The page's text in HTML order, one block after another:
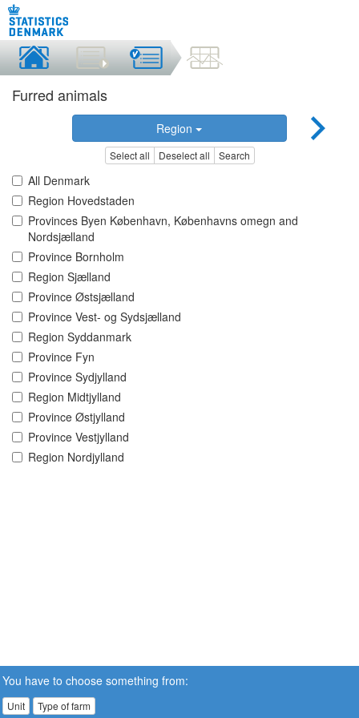
Furred animals
Region
Select all Deselect all Search
All Denmark
Region Hovedstaden
Provinces Byen København, Københavns omegn and
Nordsjælland
Province Bornholm
Region Sjælland
Province Østsjælland
Province Vest- og Sydsjælland
Region Syddanmark
Province Fyn
Province Sydjylland
Region Midtjylland
Province Østjylland
Province Vestjylland
Region Nordjylland
You have to choose something from:
Unit Type of farm